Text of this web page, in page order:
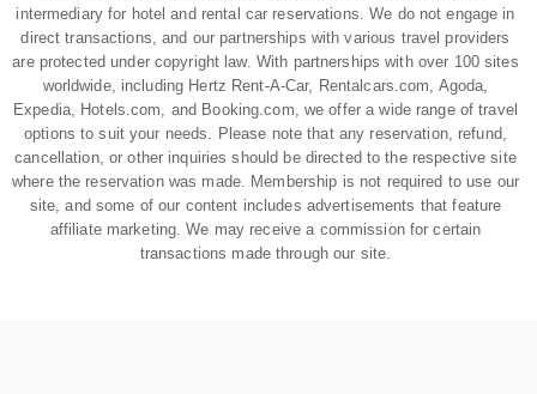
intermediary for hotel and rental car reservations. We do not engage in
direct transactions, and our partnerships with various travel providers
are protected under copyright law. With partnerships with over 100 sites
worldwide, including Hertz Rent-A-Car, Rentalcars.com, Agoda,
Expedia, Hotels.com, and Booking.com, we offer a wide range of travel
options to suit your needs. Please note that any reservation, refund,
cancellation, or other inquiries should be directed to the respective site
where the reservation was made. Membership is not required to use our
site, and some of our content includes advertisements that feature
affiliate marketing. We may receive a commission for certain
transactions made through our site.